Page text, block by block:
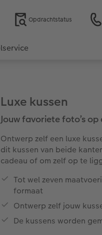
Opdrachtstatus
Luxe kussen
Jouw favoriete foto’s
Ontwerp zelf een luxe
dit kussen van beide
cadeau of om zelf op te
Tot wel zeven
formaat
Ontwerp zelf jouw
De kussens worden